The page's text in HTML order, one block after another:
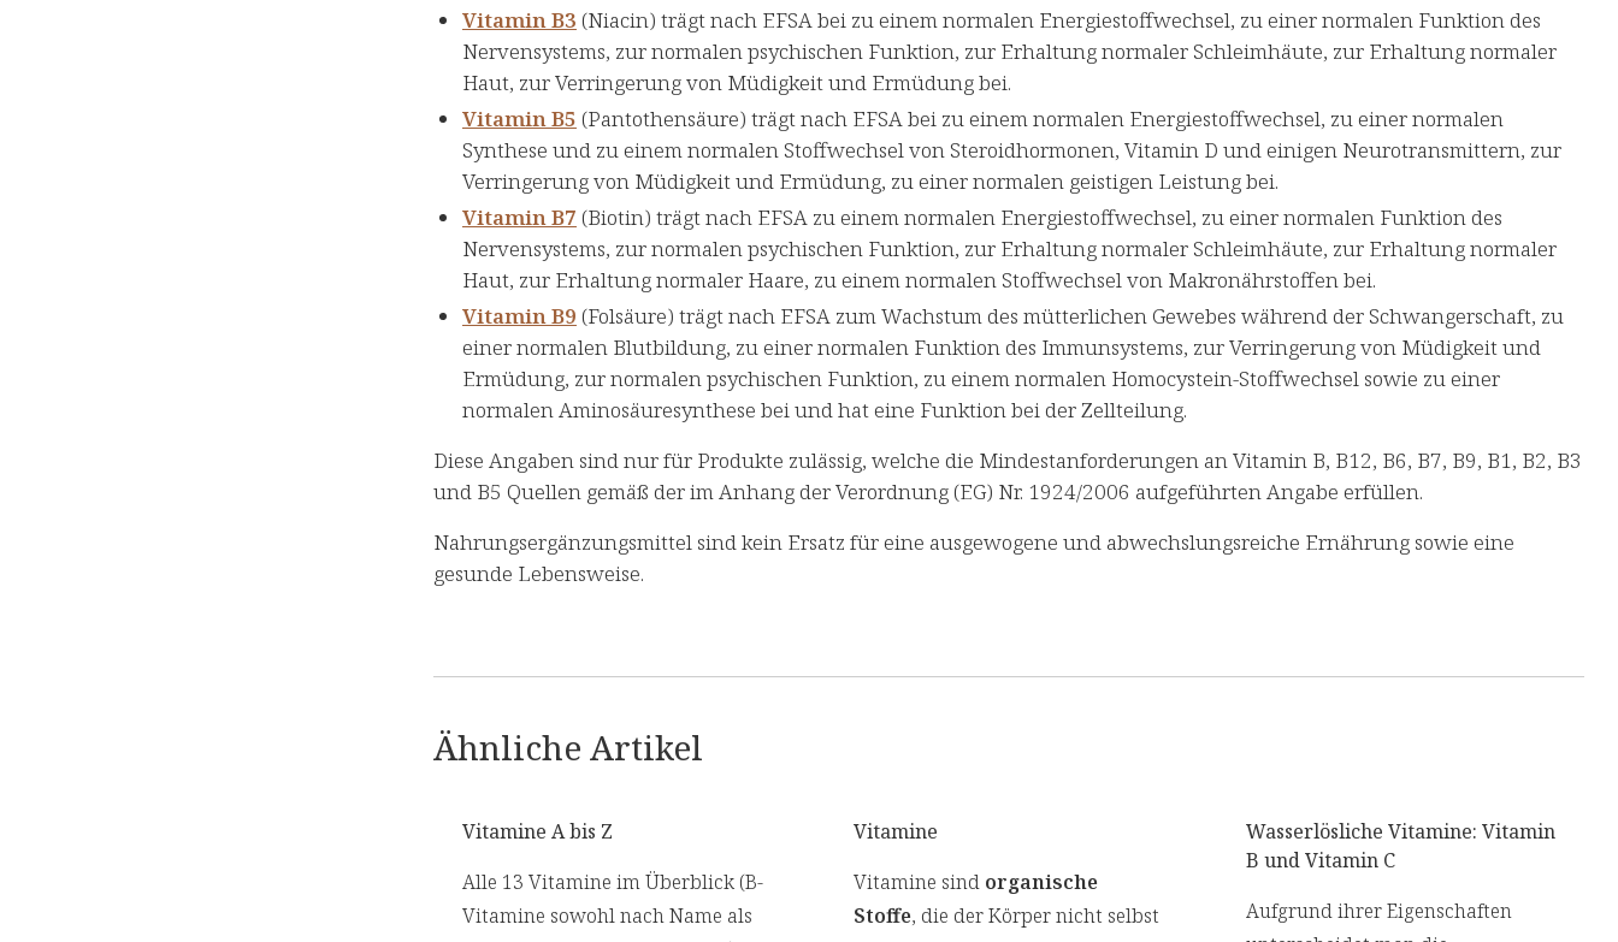
Vitamin B3 (Niacin) trägt nach EFSA bei zu einem normalen Energiestoffwechsel, zu einer normalen Funktion des
Nervensystems, zur normalen psychischen Funktion, zur Erhaltung normaler Schleimhäute, zur Erhaltung normaler
Haut, zur Verringerung von Müdigkeit und Ermüdung bei.
Vitamin B5 (Pantothensäure) trägt nach EFSA bei zu einem normalen Energiestoffwechsel, zu einer normalen
Synthese und zu einem normalen Stoffwechsel von Steroidhormonen, Vitamin D und einigen Neurotransmittern, zur
Verringerung von Müdigkeit und Ermüdung, zu einer normalen geistigen Leistung bei.
Vitamin B7 (Biotin) trägt nach EFSA zu einem normalen Energiestoffwechsel, zu einer normalen Funktion des
Nervensystems, zur normalen psychischen Funktion, zur Erhaltung normaler Schleimhäute, zur Erhaltung normaler
Haut, zur Erhaltung normaler Haare, zu einem normalen Stoffwechsel von Makronährstoffen bei.
Vitamin B9 (Folsäure) trägt nach EFSA zum Wachstum des mütterlichen Gewebes während der Schwangerschaft, zu
einer normalen Blutbildung, zu einer normalen Funktion des Immunsystems, zur Verringerung von Müdigkeit und
Ermüdung, zur normalen psychischen Funktion, zu einem normalen Homocystein-Stoffwechsel sowie zu einer
normalen Aminosäuresynthese bei und hat eine Funktion bei der Zellteilung.
Diese Angaben sind nur für Produkte zulässig, welche die Mindestanforderungen an Vitamin B, B12, B6, B7, B9, B1, B2, B3
und B5 Quellen gemäß der im Anhang der Verordnung (EG) Nr. 1924/2006 aufgeführten Angabe erfüllen.
Nahrungsergänzungsmittel sind kein Ersatz für eine ausgewogene und abwechslungsreiche Ernährung sowie eine
gesunde Lebensweise.
Ähnliche Artikel
Vitamine A bis Z
Alle 13 Vitamine im Überblick (B-
Vitamine sowohl nach Name als
Vitamine
Vitamine sind organische
Stoffe, die der Körper nicht selbst
Wasserlösliche Vitamine: Vitamin
B und Vitamin C
Aufgrund ihrer Eigenschaften